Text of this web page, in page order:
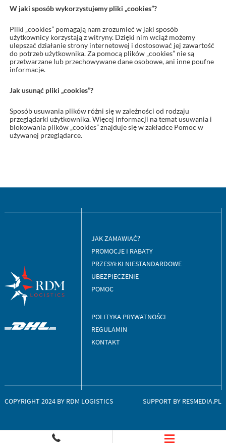
W jaki sposób wykorzystujemy pliki „cookies”?
Pliki „cookies” pomagają nam zrozumieć w jaki sposób
użytkownicy korzystają z witryny. Dzięki nim wciąż możemy
ulepszać działanie strony internetowej i dostosować jej zawartość
do potrzeb użytkownika. Za pomocą plików „cookies” nie są
przetwarzane lub przechowywane dane osobowe, ani inne poufne
informacje.
Jak usunąć pliki „cookies”?
Sposób usuwania plików różni się w zależności od rodzaju
przeglądarki użytkownika. Więcej informacji na temat usuwania i
blokowania plików „cookies” znajduje się w zakładce Pomoc w
używanej przeglądarce.
JAK ZAMAWIAĆ?
PROMOCJE I RABATY
PRZESYŁKI NIESTANDARDOWE
UBEZPIECZENIE
POMOC
POLITYKA PRYWATNOŚCI
REGULAMIN
KONTAKT
COPYRIGHT 2024 BY RDM LOGISTICS SUPPORT BY RESMEDIA.PL